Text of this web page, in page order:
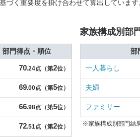
く重要度を掛け合わせて算出しています
部門得点・順位
70.24点（第2位）
69.00点（第5位）
66.98点（第5位）
72.51点（第2位）
家族構成別部
部
一人暮らし
夫婦
ファミリー
※家族構成別部門結